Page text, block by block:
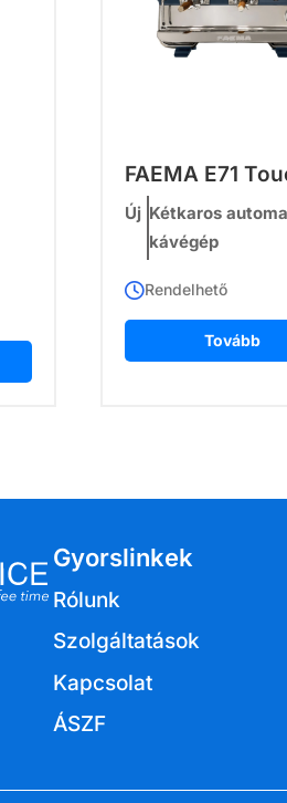
FAEMA E71
Új Kétkaros
kávégép
Tovább
Rendelhető
Gyorslinkek
Rólunk
Szolgáltatások
Kapcsolat
ÁSZF